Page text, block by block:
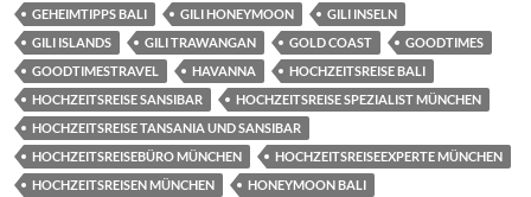
GEHEIMTIPPS BALI
GILI HONEYMOON
GILI INSELN
GILI ISLANDS
GILI TRAWANGAN GOLD COAST
GOODTIMES
GOODTIMESTRAVEL
HAVANNA
HOCHZEITSREISE BALI
HOCHZEITSREISE SANSIBAR
HOCHZEITSREISE SPEZIALIST MÜNCHEN
HOCHZEITSREISE TANSANIA UND SANSIBAR
HOCHZEITSREISEBÜRO MÜNCHEN
HOCHZEITSREISEEXPERTE MÜNCHEN
HOCHZEITSREISEN MÜNCHEN
HONEYMOON BALI